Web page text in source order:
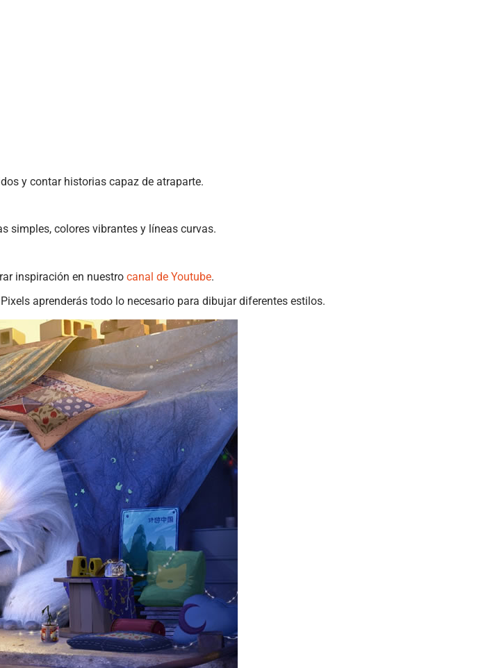
y contar historias capaz de atraparte.
simples, colores vibrantes y líneas curvas.
inspiración en nuestro canal de Youtube.
aprenderás todo lo necesario para dibujar diferentes estilos.